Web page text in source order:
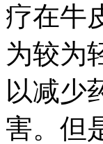
疗在牛
为较为
以减少
害。但